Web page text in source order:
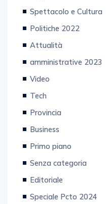
Spettacolo e Cultura
Politiche 2022
Attualità
amministrative 2023
Video
Tech
Provincia
Business
Primo piano
Senza categoria
Editoriale
Speciale Pcto 2024